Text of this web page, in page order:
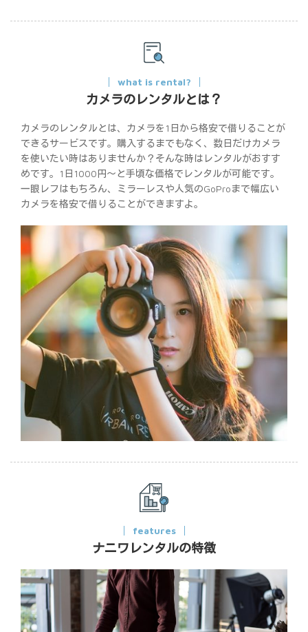
what is rental?
カメラのレンタルとは？
カメラのレンタルとは、カメラを1日から格安で借りることが
できるサービスです。購入するまでもなく、数日だけカメラ
を使いたい時はありませんか？そんな時はレンタルがおすす
めです。1日1000円〜と手頃な価格でレンタルが可能です。
一眼レフはもちろん、ミラーレスや人気のGoProまで幅広い
カメラを格安で借りることができますよ。
features
ナニワレンタルの特徴